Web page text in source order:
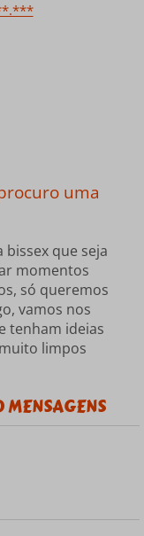
uma
que seja
momentos
só queremos
vamos nos
tenham ideias
limpos
MENSAGENS